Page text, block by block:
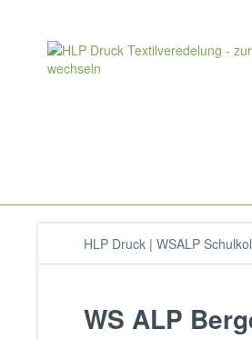
HLP Druck | WSALP
WS ALP